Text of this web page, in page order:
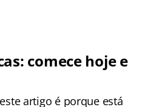
comece hoje e
artigo é porque está